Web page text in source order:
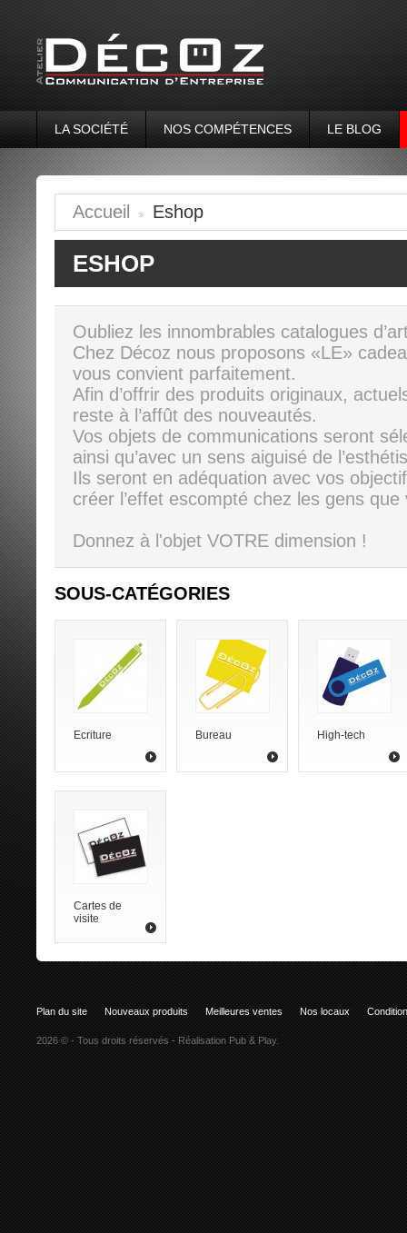
LA SOCIÉTÉ NOS COMPÉTENCES LE BLOG
Accueil Eshop
ESHOP
Oubliez les innombrables catalogues
Chez Décoz nous proposons «LE»
vous convient parfaitement.
Afin d’offrir des produits originaux,
reste à l’affût des nouveautés.
Vos objets de communications seront
ainsi qu’avec un sens aiguisé de
Ils seront en adéquation avec vos
créer l’effet escompté chez les gens
Donnez à l'objet VOTRE dimension !
SOUS-CATÉGORIES
Ecriture Bureau High-tech
Cartes de
visite
Plan du site Nouveaux produits Meilleures ventes Nos locaux
2026 © - Tous droits réservés - Réalisation Pub & Play.